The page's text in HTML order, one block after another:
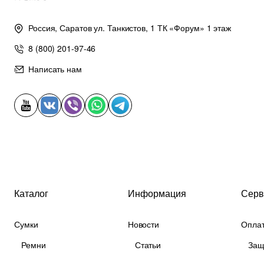
Россия, Саратов ул. Танкистов, 1 ТК «Форум» 1 этаж
8 (800) 201-97-46
Написать нам
Каталог
Сумки
Ремни
Информация
Новости
Статьи